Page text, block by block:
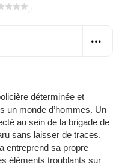
déterminée et
un monde d’hommes. Un
au sein de la brigade de
sans laisser de traces.
entreprend sa propre
éléments troublants sur